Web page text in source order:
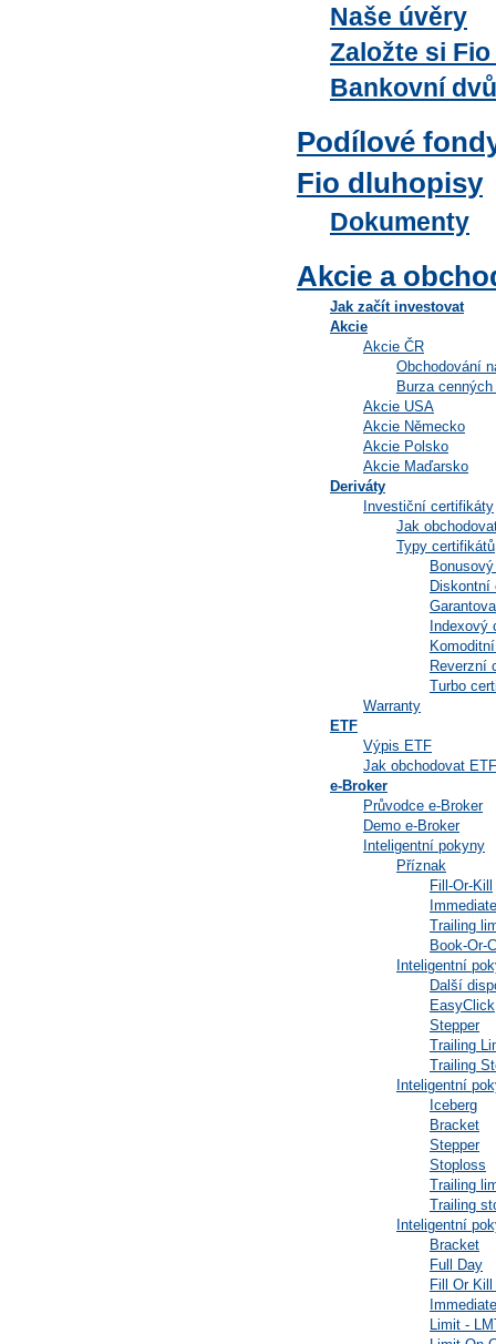
Naše úvěry
Založte si
Bankovní
Podílové
Fio dluhopisy
Dokumenty
Akcie a
Jak začít investovat
Akcie
Akcie ČR
Obchodování
Burza
Akcie USA
Akcie Německo
Akcie Polsko
Akcie Maďarsko
Deriváty
Investiční certifikáty
Jak
Typy certifikátů
Diskontní
Indexový
Reverzní
Turbo
Warranty
ETF
Výpis ETF
Jak obchodovat ETF
e-Broker
Průvodce e-Broker
Demo e-Broker
Inteligentní pokyny
Příznak
Fill-Or-Kill
Trailing
Book-Or-
Inteligentní
Další
EasyClick
Stepper
Trailing
Trailing
Inteligentní
Iceberg
Bracket
Stepper
Stoploss
Trailing
Trailing
Inteligentní
Bracket
Full Day
Fill Or
Limit -